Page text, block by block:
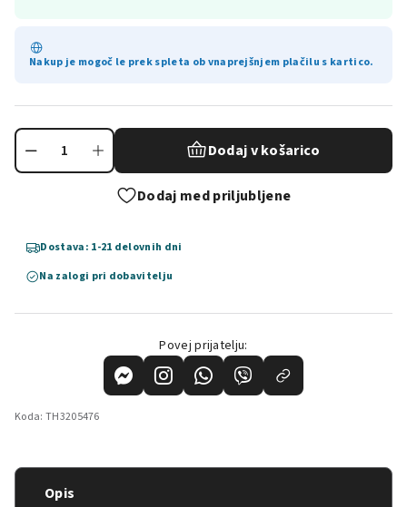
Nakup je mogoč le prek spleta ob vnaprejšnjem plačilu s kartico.
Dodaj v košarico
Dodaj med priljubljene
Dostava: 1-21 delovnih dni
Na zalogi pri dobavitelju
Povej prijatelju:
Koda: TH3205476
Opis